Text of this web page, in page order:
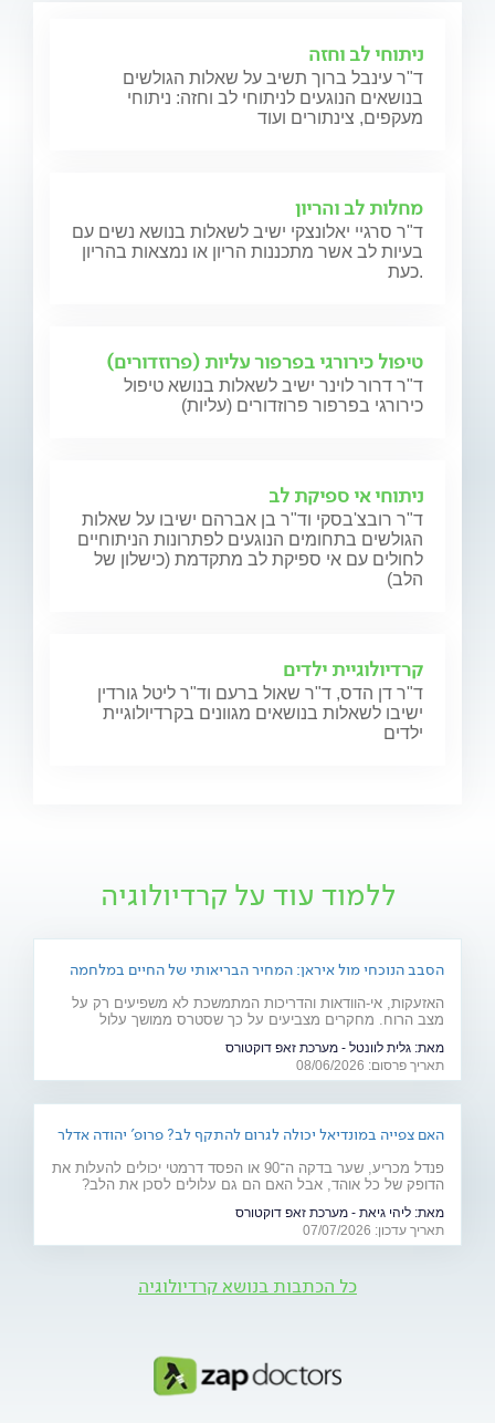
ניתוחי לב וחזה
ד"ר עינבל ברוך תשיב על שאלות הגולשים
בנושאים הנוגעים לניתוחי לב וחזה: ניתוחי
מעקפים, צינתורים ועוד
מחלות לב והריון
ד"ר סרגיי יאלונצקי ישיב לשאלות בנושא נשים עם
בעיות לב אשר מתכננות הריון או נמצאות בהריון
כעת.
טיפול כירורגי בפרפור עליות (פרוזדורים)
ד"ר דרור לוינר ישיב לשאלות בנושא טיפול
כירורגי בפרפור פרוזדורים (עליות)
ניתוחי אי ספיקת לב
ד"ר רובצ'בסקי וד"ר בן אברהם ישיבו על שאלות
הגולשים בתחומים הנוגעים לפתרונות הניתוחיים
לחולים עם אי ספיקת לב מתקדמת (כישלון של
הלב)
קרדיולוגיית ילדים
ד"ר דן הדס, ד"ר שאול ברעם וד"ר ליטל גורדין
ישיבו לשאלות בנושאים מגוונים בקרדיולוגיית
ילדים
ללמוד עוד על קרדיולוגיה
הסבב הנוכחי מול איראן: המחיר הבריאותי של החיים במלחמה
האזעקות, אי-הוודאות והדריכות המתמשכת לא משפיעים רק על
מצב הרוח. מחקרים מצביעים על כך שסטרס ממושך עלול
מהלב ועד העור, אילו תופעות בריאותיות עלולות להתגבר בתקופות
של מתיחות ביטחונית ומה ניתן לעשות כדי לשמור על הבריאות
שלנו?
מאת: גלית לוונטל - מערכת זאפ דוקטורס
תאריך פרסום: 08/06/2026
האם צפייה במונדיאל יכולה לגרום להתקף לב? פרופ' יהודה אדלר
פנדל מכריע, שער בדקה ה־90 או הפסד דרמטי יכולים להעלות את
הדופק של כל אוהד, אבל האם הם גם עלולים לסכן את הלב?
מה באמת קורה בגוף בזמן התרגשות קיצונית, מי נמצא בקבוצת
הסיכון ואיך אפשר ליהנות מהמשחקים בלי לסכן את הבריאות.
מאת: ליהי גיאת - מערכת זאפ דוקטורס
תאריך עדכון: 07/07/2026
כל הכתבות בנושא קרדיולוגיה